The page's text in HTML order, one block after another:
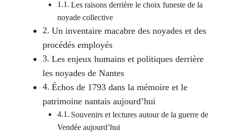
Les raisons derrière le choix funeste de la
noyade collective
Un inventaire macabre des noyades et des
procédés employés
Les enjeux humains et politiques derrière
les noyades de Nantes
Échos de 1793 dans la mémoire et le
patrimoine nantais aujourd’hui
Souvenirs et lectures autour de la guerre de
Vendée aujourd’hui